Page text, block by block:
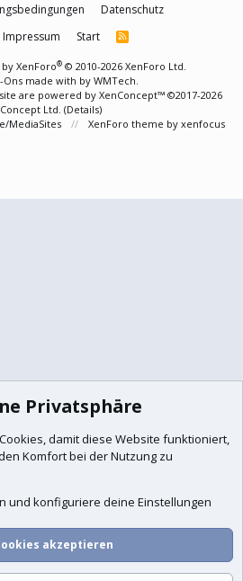
Datenschutz
Start
R
S
XenForo® © 2010-2026 XenForo Ltd.
Ons made with by WMTech
are powered by XenConcept™ ©2017-2026
Ltd. (Details)
MediaSites XenForo theme by xenfocus
Privatsphäre
Cookies, damit diese Website funktioniert,
Komfort bei der Nutzung zu
und konfiguriere deine Einstellungen
akzeptieren